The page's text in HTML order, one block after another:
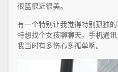
很蓝很近很美。
有一个特别让我觉得特别孤独
特想找个女孩聊聊天，手机通
我当时有多伤心多孤单啊。